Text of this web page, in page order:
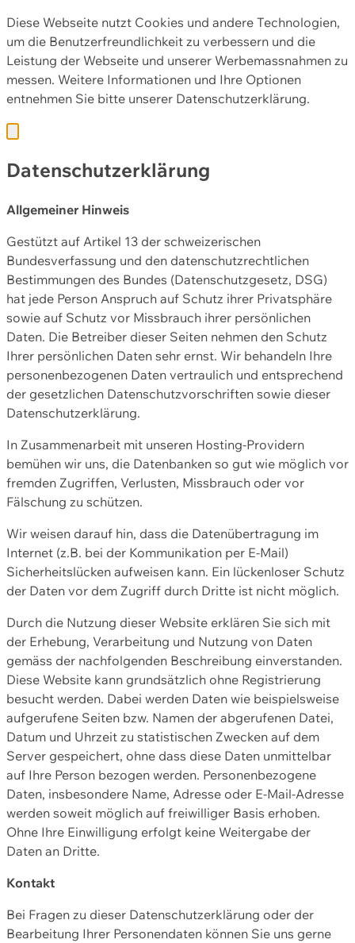
Diese Webseite nutzt Cookies und andere Technologien,
um die Benutzerfreundlichkeit zu verbessern und die
Leistung der Webseite und unserer Werbemassnahmen zu
messen. Weitere Informationen und Ihre Optionen
entnehmen Sie bitte unserer Datenschutzerklärung.
Datenschutzerklärung
Allgemeiner Hinweis
Gestützt auf Artikel 13 der schweizerischen
Bundesverfassung und den datenschutzrechtlichen
Bestimmungen des Bundes (Datenschutzgesetz, DSG)
hat jede Person Anspruch auf Schutz ihrer Privatsphäre
sowie auf Schutz vor Missbrauch ihrer persönlichen
Daten. Die Betreiber dieser Seiten nehmen den Schutz
Ihrer persönlichen Daten sehr ernst. Wir behandeln Ihre
personenbezogenen Daten vertraulich und entsprechend
der gesetzlichen Datenschutzvorschriften sowie dieser
Datenschutzerklärung.
In Zusammenarbeit mit unseren Hosting-Providern
bemühen wir uns, die Datenbanken so gut wie möglich vor
fremden Zugriffen, Verlusten, Missbrauch oder vor
Fälschung zu schützen.
Wir weisen darauf hin, dass die Datenübertragung im
Internet (z.B. bei der Kommunikation per E-Mail)
Sicherheitslücken aufweisen kann. Ein lückenloser Schutz
der Daten vor dem Zugriff durch Dritte ist nicht möglich.
Durch die Nutzung dieser Website erklären Sie sich mit
der Erhebung, Verarbeitung und Nutzung von Daten
gemäss der nachfolgenden Beschreibung einverstanden.
Diese Website kann grundsätzlich ohne Registrierung
besucht werden. Dabei werden Daten wie beispielsweise
aufgerufene Seiten bzw. Namen der abgerufenen Datei,
Datum und Uhrzeit zu statistischen Zwecken auf dem
Server gespeichert, ohne dass diese Daten unmittelbar
auf Ihre Person bezogen werden. Personenbezogene
Daten, insbesondere Name, Adresse oder E-Mail-Adresse
werden soweit möglich auf freiwilliger Basis erhoben.
Ohne Ihre Einwilligung erfolgt keine Weitergabe der
Daten an Dritte.
Kontakt
Bei Fragen zu dieser Datenschutzerklärung oder der
Bearbeitung Ihrer Personendaten können Sie uns gerne